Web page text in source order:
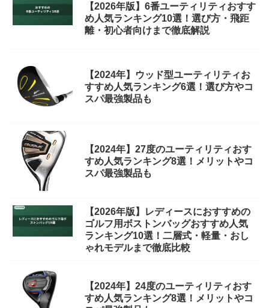
【2026年版】6番ユーティリティおすす
め人気ランキング10選！選び方・飛距
離・初心者向けまで徹底解説
【2024年】ウッド型ユーティリティお
すすめ人気ランキング6選！選び方やコ
スパ最強製品も
【2024年】27度のユーティリティおす
すめ人気ランキング8選！メリットやコ
スパ最強製品も
【2026年版】レディースにおすすめの
ゴルフ用ボストンバッグおすすめ人気
ランキング10選！二層式・軽量・おし
ゃれモデルまで徹底比較
【2024年】24度のユーティリティおす
すめ人気ランキング8選！メリットやコ